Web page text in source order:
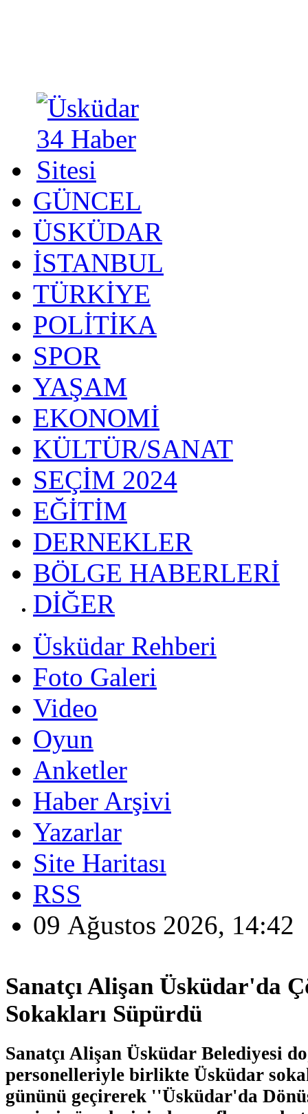
GÜNCEL
ÜSKÜDAR
İSTANBUL
TÜRKİYE
POLİTİKA
SPOR
YAŞAM
EKONOMİ
KÜLTÜR/SANAT
SEÇİM 2024
EĞİTİM
DERNEKLER
BÖLGE HABERLERİ
DİĞER
Üsküdar Rehberi
Foto Galeri
Video
Oyun
Anketler
Haber Arşivi
Yazarlar
Site Haritası
RSS
09 Ağustos 2026, 14:42
Sanatçı Alişan Üsküdar'da
Sokakları Süpürdü
Sanatçı Alişan Üsküdar Belediyesi
personelleriyle birlikte Üsküdar
gününü geçirerek ''Üsküdar'da